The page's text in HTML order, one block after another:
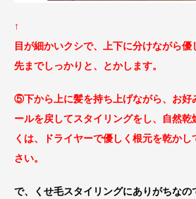
↑
目が細かいクシで、上下に分けながら優
先までしっかりと、とかします。
⑤下から上に髪を持ち上げながら、お好
ールを戻してスタイリングをし、自然乾
くは、ドライヤーで優しく根元を乾かし
さい。
で、くせ毛スタイリングにありがちなの